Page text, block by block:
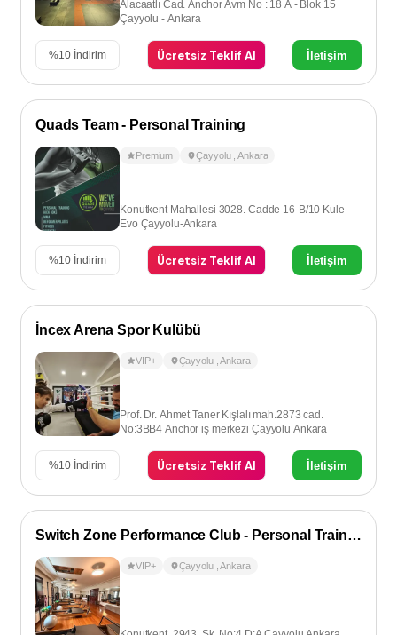
Alacaatlı Cad. Anchor Avm No : 18 A - Blok 15
Çayyolu - Ankara
%10 İndirim Ücretsiz Teklif Al İletişim
Quads Team - Personal Training
Premium Çayyolu ,Ankara
Konutkent Mahallesi 3028. Cadde 16-B/10 Kule
Evo Çayyolu-Ankara
%10 İndirim Ücretsiz Teklif Al İletişim
İncex Arena Spor Kulübü
VIP+ Çayyolu ,Ankara
Prof. Dr. Ahmet Taner Kışlalı mah.2873 cad.
No:3BB4 Anchor iş merkezi Çayyolu Ankara
%10 İndirim Ücretsiz Teklif Al İletişim
Switch Zone Performance Club - Personal Training
VIP+ Çayyolu ,Ankara